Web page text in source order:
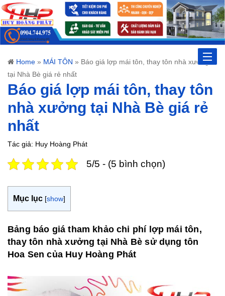
Toggle
Home » MÁI TÔN » Báo giá lợp mái tôn, thay tôn nhà xưởng
tại Nhà Bè giá rẻ nhất
Báo giá lợp mái tôn, thay tôn
nhà xưởng tại Nhà Bè giá rẻ
nhất
Tác giả: Huy Hoàng Phát
5/5 - (5 bình chọn)
Mục lục [show]
Bảng báo giá tham khảo chi phí lợp mái tôn,
thay tôn nhà xưởng tại Nhà Bè sử dụng tôn
Hoa Sen của Huy Hoàng Phát